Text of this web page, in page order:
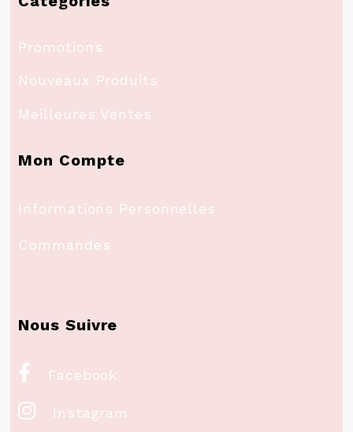
Promotions
Nouveaux Produits
Meilleures Ventes
Mon Compte
Informations Personnelles
Commandes
Nous Suivre
 Facebook
 Instagram